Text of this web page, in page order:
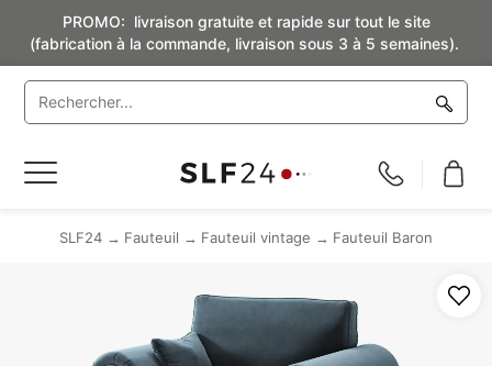
PROMO: livraison gratuite et rapide sur tout le site
(fabrication à la commande, livraison sous 3 à 5 semaines).
Basculer
SLF24 Fauteuil Fauteuil vintage Fauteuil Baron